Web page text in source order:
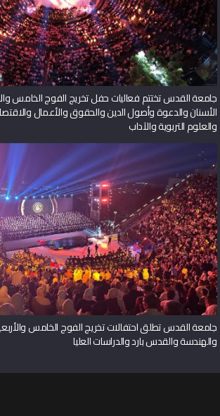
جامعة القدس تختتم فعاليات حفل تخريج الفوج الخامس
الأسنان والدعوة وأصول الدين والحقوق والأعمال
والعلوم التربوية والآداب
جامعة القدس تطلق احتفالات تخريج الفوج الخامس
والهندسة والقدس بارد والدراسات العليا